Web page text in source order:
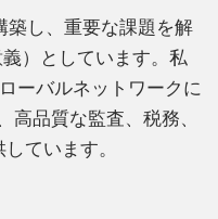
築し、重要な課題を解
）としています。私
ーバルネットワークに
高品質な監査、税務、
ています。